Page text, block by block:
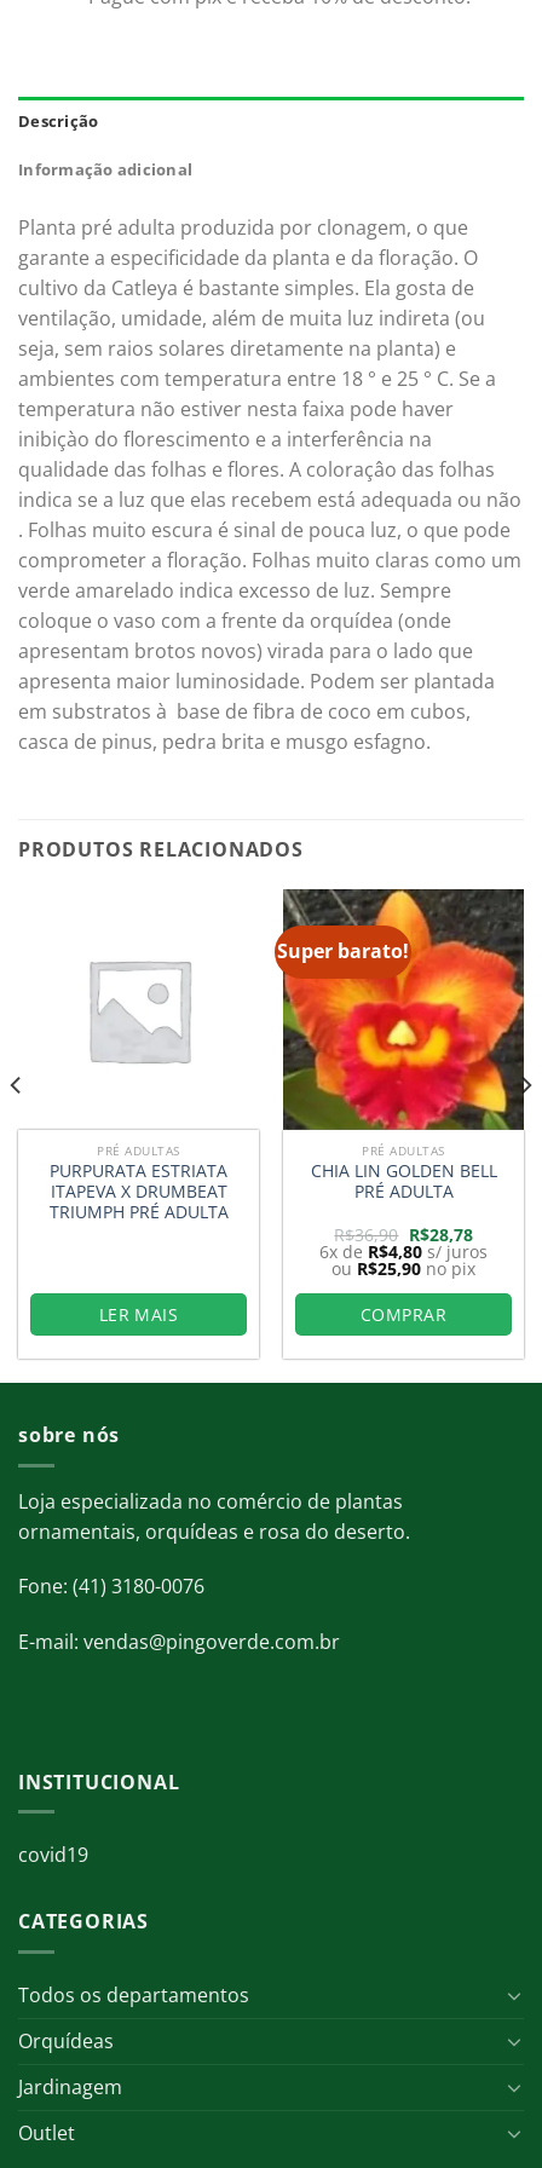
Descrição
Informação adicional
Planta pré adulta produzida por clonagem, o que
garante a especificidade da planta e da floração. O
cultivo da Catleya é bastante simples. Ela gosta de
ventilação, umidade, além de muita luz indireta (ou
seja, sem raios solares diretamente na planta) e
ambientes com temperatura entre 18 ° e 25 ° C. Se a
temperatura não estiver nesta faixa pode haver
inibiçào do florescimento e a interferência na
qualidade das folhas e flores. A coloraçâo das folhas
indica se a luz que elas recebem está adequada ou não
. Folhas muito escura é sinal de pouca luz, o que pode
comprometer a floração. Folhas muito claras como um
verde amarelado indica excesso de luz. Sempre
coloque o vaso com a frente da orquídea (onde
apresentam brotos novos) virada para o lado que
apresenta maior luminosidade. Podem ser plantada
em substratos à base de fibra de coco em cubos,
casca de pinus, pedra brita e musgo esfagno.
PRODUTOS RELACIONADOS
PRÉ ADULTAS
PURPURATA ESTRIATA
ITAPEVA X DRUMBEAT
TRIUMPH PRÉ ADULTA
LER MAIS
Super barato!
PRÉ ADULTAS
CHIA LIN GOLDEN BELL
PRÉ ADULTA
R$36,90 O
preço
original
era:
R$36,90.
R$28,78O
preço
atual
é:
R$28,78.
6x de R$4,80 s/ juros
ou R$25,90 no pix
COMPRAR
sobre nós
Loja especializada no comércio de plantas
ornamentais, orquídeas e rosa do deserto.
Fone: (41) 3180-0076
E-mail: vendas@pingoverde.com.br
INSTITUCIONAL
covid19
CATEGORIAS
Todos os departamentos
Orquídeas
Jardinagem
Outlet